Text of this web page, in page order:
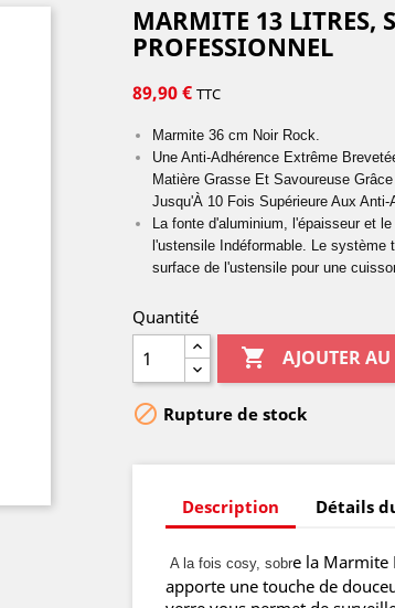
MARMITE 13 LITRES,
PROFESSIONNEL
89,90 € TTC
Marmite 36 cm Noir Rock.
Une Anti-Adhérence Extrême
Matière Grasse Et Savoureuse
Jusqu'À 10 Fois Supérieure Aux
La fonte d'aluminium, l'épaisseur et
l'ustensile Indéformable. Le
surface de l'ustensile pour une
Quantité
 AJOUTER
 Rupture de stock
Description Détails
A la fois cosy, sobre la Marmite
apporte une touche de